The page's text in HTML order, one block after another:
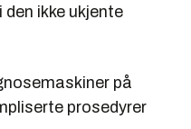
ikke ukjente
på
prosedyrer